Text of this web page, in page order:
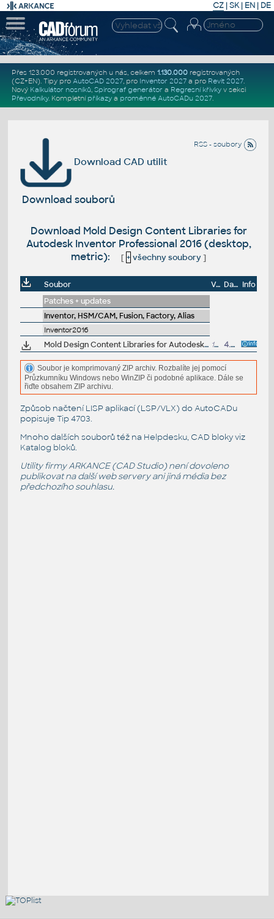
CZ | SK| EN | DE
Přes 123.000 registrovaných u nás, celkem 1.130.000registrovaných
(CZ+EN). Tipy pro AutoCAD 2027, pro Inventor 2027a pro Revit 2027.
Nový Kalkulátor nosníků, Spirograf generátor a Regresní křivkyv sekci
Převodníky. Kompletní příkazya proměnné AutoCADu 2027.
RSS - soubory
Download CAD utilit
Download souborů
Download Mold Design Content Libraries for
Autodesk Inventor Professional 2016 (desktop,
metric):
[ + všechny soubory]
Soubor Velikost Datum Info
Patches + updates
Inventor, HSM/CAM, Fusion, Factory, Alias
Inventor2016
Mold Design Content Libraries for Autodesk Inventor Professional 2016 (desktop, metric) 1000MB 4.5.2015
Soubor je komprimovaný ZIP archiv. Rozbalíte jej pomocí
Průzkumníku Windows nebo WinZIP či podobné aplikace. Dále se
řiďte obsahem ZIP archivu.
Způsob načtení LISP aplikací (LSP/VLX) do AutoCADu
popisuje Tip 4703.
Mnoho dalších souborů též na Helpdesku, CAD bloky viz
Katalog bloků.
Utility firmy ARKANCE (CAD Studio) není dovoleno
publikovat na další web servery ani jiná média bez
předchozího souhlasu.